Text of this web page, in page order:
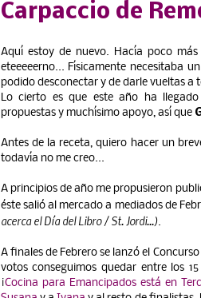
Carpaccio de
Aquí estoy de nuevo. Hacía poco
eteeeeerno... Físicamente necesitaba
podido desconectar y de darle vueltas a
Lo cierto es que este año ha
propuestas y muchísimo apoyo, así que
Antes de la receta, quiero hacer un
todavía no me creo...
A principios de año me propusieron
éste salió al mercado a mediados de
acerca el Día del Libro / St. Jordi...).
A finales de Febrero se lanzó el
votos conseguimos quedar entre los
¡Cocina para Emancipados está en